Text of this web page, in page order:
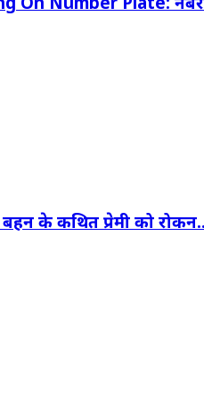
On Number Plate:
के कथित प्रेमी को